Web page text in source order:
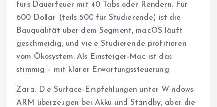
fürs Dauerfeuer mit 40 Tabs oder Rendern. Für
600 Dollar (teils 500 für Studierende) ist die
Bauqualität über dem Segment, macOS läuft
geschmeidig, und viele Studierende profitieren
vom Ökosystem. Als Einsteiger-Mac ist das
stimmig – mit klarer Erwartungssteuerung.
Zara: Die Surface-Empfehlungen unter Windows-
ARM überzeugen bei Akku und Standby, aber die